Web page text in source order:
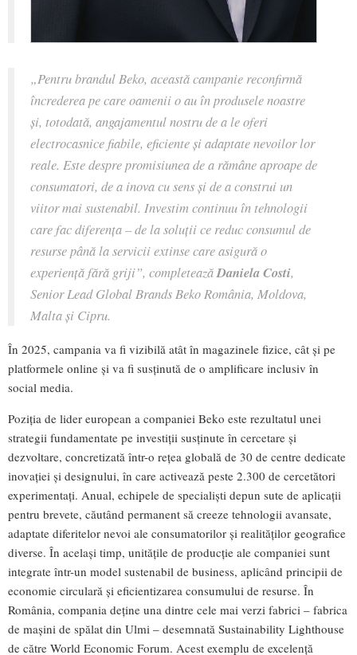
„Pentru brandul Beko, această campanie reconfirmă
încrederea pe care oamenii o au în produsele noastre
și, totodată, angajamentul nostru de a le oferi
electrocasnice fiabile, eficiente și adaptate nevoilor lor
reale. Este despre promisiunea de a rămâne aproape de
consumatori, de a inova cu sens și de a construi un
viitor mai sustenabil. Investim continuu în tehnologii
care fac diferența – de la soluții ce reduc consumul de
resurse până la servicii extinse care asigură o
experiență fără griji”, completeazăDaniela Costi,
Senior Lead Global Brands Beko România, Moldova,
Malta și Cipru.
În 2025, campania va fi vizibilă atât în magazinele fizice, cât și pe
platformele online și va fi susținută de o amplificare inclusiv în
social media.
Poziția de lider european a companiei Beko este rezultatul unei
strategii fundamentate pe investiții susținute în cercetare și
dezvoltare, concretizată într-o rețea globală de 30 de centre dedicate
inovației și designului, în care activează peste 2.300 de cercetători
experimentați. Anual, echipele de specialiști depun sute de aplicații
pentru brevete, căutând permanent să creeze tehnologii avansate,
adaptate diferitelor nevoi ale consumatorilor și realităților geografice
diverse. În același timp, unitățile de producție ale companiei sunt
integrate într-un model sustenabil de business, aplicând principii de
economie circulară și eficientizarea consumului de resurse. În
România, compania deține una dintre cele mai verzi fabrici – fabrica
de mașini de spălat din Ulmi – desemnată Sustainability Lighthouse
de către World Economic Forum. Acest exemplu de excelență